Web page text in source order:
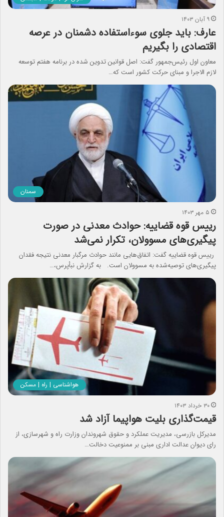
۹ آبان ۱۴۰۳
عارف: باید جلوی سوءاستفاده دشمنان در عرصه
اقتصادی را بگیریم
معاون اول رئیس‌جمهور گفت: اصل قوانین تدوین شده در برنامه هفتم توسعه
لازم الاجرا و مبنای حرکت کشور است که…
سمنان
۵ مهر ۱۴۰۳
رییس قوه قضاییه: حوادث معدنی در صورت
پیگیری‌های مسوولان، تکرار نمی‌شد
رییس قوه قضاییه گفت: اتفاق‌هایی مانند حوادث مرگبار معدنی نتیجه فقدان
پیگیری‌های توصیه‌شده به مسوولان است. به گزارش نبأپرس،…
هواشناسی | راه | مسکن
۳۰ خرداد ۱۴۰۳
قیمت‌گذاری بلیت هواپیما آزاد شد
مدیرکل بازرسی، مدیریت عملکرد و حقوق شهروندان وزارت راه و شهرسازی‌، از
رای دیوان عدالت اداری مبنی بر ممنوعیت دخالت…